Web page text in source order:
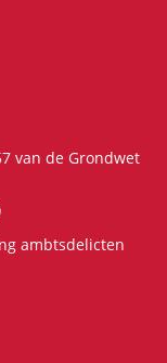
van de Grondwet
ambtsdelicten